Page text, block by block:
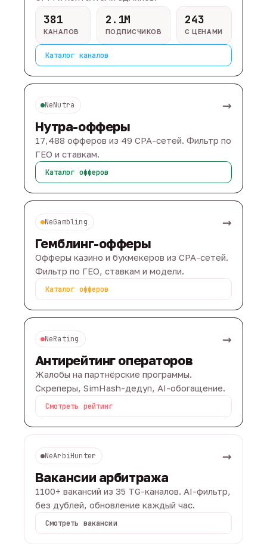
381
КАНАЛОВ
2.1M
ПОДПИСЧИКОВ
243
С ЦЕНАМИ
Каталог каналов
NeNutra →
Нутра-офферы
17,488 офферов из 49 CPA-сетей. Фильтр по
ГЕО и ставкам.
Каталог офферов
NeGambling →
Гемблинг-офферы
Офферы казино и букмекеров из CPA-сетей.
Фильтр по ГЕО, ставкам и модели.
Каталог офферов
NeRating →
Антирейтинг операторов
Жалобы на партнёрские программы.
Скреперы, SimHash-дедуп, AI-обогащение.
Смотреть рейтинг
NeArbiHunter →
Вакансии арбитража
1100+ вакансий из 35 TG-каналов. AI-фильтр,
без дублей, обновление каждый час.
Смотреть вакансии